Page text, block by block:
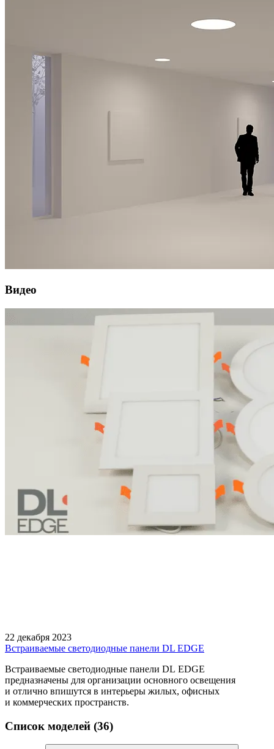
Видео
22 декабря 2023
Встраиваемые светодиодные панели DL EDGE
Встраиваемые светодиодные панели DL EDGE
предназначены для организации основного освещения
и отлично впишутся в интерьеры жилых, офисных
и коммерческих пространств.
Список моделей (36)